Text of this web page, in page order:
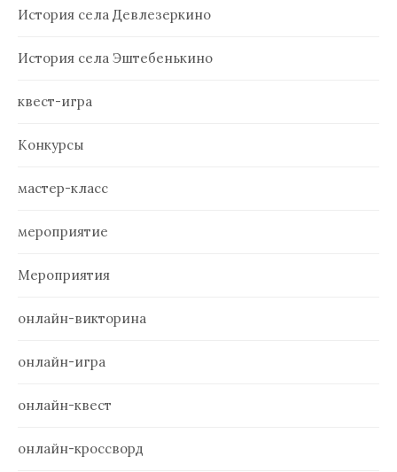
История села Девлезеркино
История села Эштебенькино
квест-игра
Конкурсы
мастер-класс
мероприятие
Мероприятия
онлайн-викторина
онлайн-игра
онлайн-квест
онлайн-кроссворд